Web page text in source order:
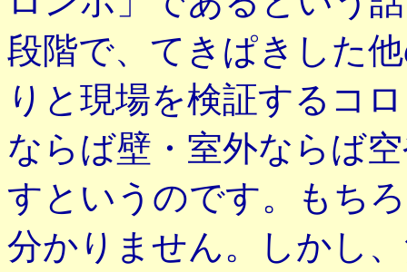
段階で、てきぱきした
りと現場を検証するコ
ならば壁・室外ならば
すというのです。もち
分かりません。しかし